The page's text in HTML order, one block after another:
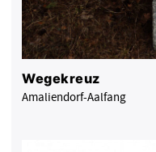
Wegekreuz
Amaliendorf-Aalfang